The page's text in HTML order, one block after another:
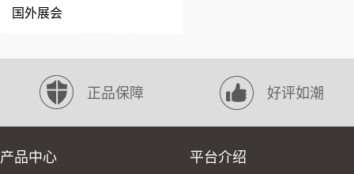
国外展会
正品保障 好评如潮
产品中心 平台介绍